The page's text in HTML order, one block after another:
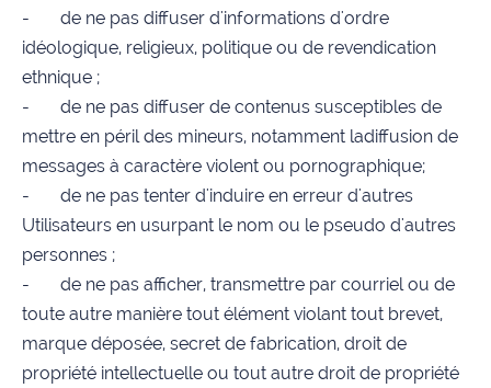
- de ne pas diffuser d'informations d'ordre
idéologique, religieux, politique ou de revendication
ethnique ;
- de ne pas diffuser de contenus susceptibles de
mettre en péril des mineurs, notamment ladiffusion de
messages à caractère violent ou pornographique;
- de ne pas tenter d'induire en erreur d'autres
Utilisateurs en usurpant le nom ou le pseudo d'autres
personnes ;
- de ne pas afficher, transmettre par courriel ou de
toute autre manière tout élément violant tout brevet,
marque déposée, secret de fabrication, droit de
propriété intellectuelle ou tout autre droit de propriété